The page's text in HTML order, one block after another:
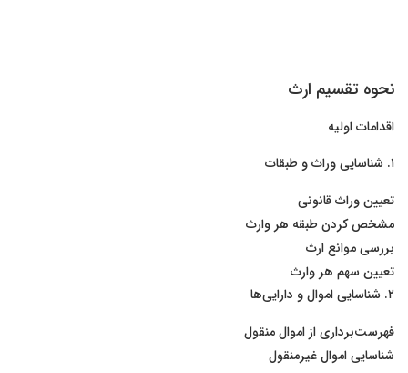
نحوه تقسیم ارث
اقدامات اولیه
۱. شناسایی وراث و طبقات
تعیین وراث قانونی
مشخص کردن طبقه هر وارث
بررسی موانع ارث
تعیین سهم هر وارث
۲. شناسایی اموال و دارایی‌ها
فهرست‌برداری از اموال منقول
شناسایی اموال غیرمنقول